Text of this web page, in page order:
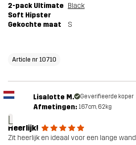
2-pack Ultimate
Soft Hipster
Black
Gekochte maat S
Article nr 10710
L
Lisalotte M. Geverifieerde koper
Afmetingen: 167cm, 62kg
Heerlijk!
Zit heerlijk en ideaal voor een lange